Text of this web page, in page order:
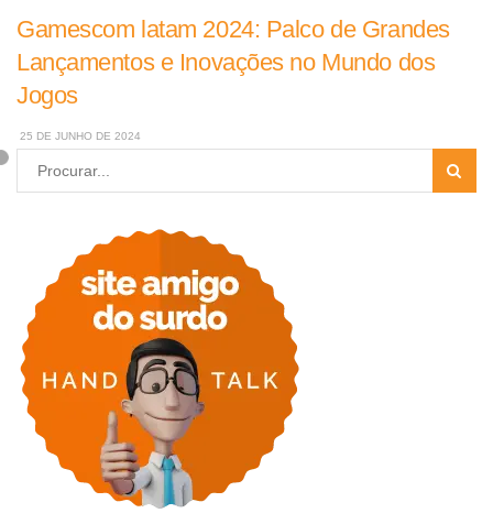
Gamescom latam 2024: Palco de Grandes
Lançamentos e Inovações no Mundo dos
Jogos
25 DE JUNHO DE 2024